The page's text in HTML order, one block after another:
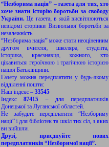
“Незборима нація” – газета для тих, хто
хоче знати історію боротьби за свободу
України.Це газета, в якій висвітлюються
невідомі сторінки Визвольної боротьби за
незалежність.
“Незборима нація” може стати неоціненним
другом вчителя, школяра, студента,
історика, краєзнавця, кожного, хто
цікавиться героїчною і трагічною історією
нашої Батьківщини.
Газету можна передплатити у будь-якому
відділенні пошти:
Наш індекс – 33545
Індекс87415 – для передплатників
Донецької та Луганської областей.
Не забудьте передплатити “Незбориму
нації” і для бібліотек та шкіл тих сіл, з яких
ви вийшли.
Друзі, приєднуйте нових
передплатників “Незборимої нації”.